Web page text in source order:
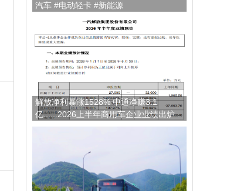
汽车 #电动轻卡 #新能源
解放净利暴涨1528% 中通净赚3.1
亿......2026上半年商用车企业业绩出炉